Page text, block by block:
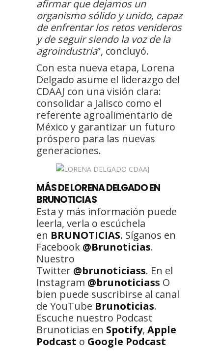
afirmar que dejamos un
organismo sólido y unido, capaz
de enfrentar los retos venideros
y de seguir siendo la voz de la
agroindustria”, concluyó.
Con esta nueva etapa, Lorena
Delgado asume el liderazgo del
CDAAJ con una visión clara:
consolidar a Jalisco como el
referente agroalimentario de
México y garantizar un futuro
próspero para las nuevas
generaciones.
MÁS DE LORENA DELGADO EN
BRUNOTICIAS
Esta y más información puede
leerla, verla o escúchela
en BRUNOTICIAS. Síganos en
Facebook @Brunoticias.
Nuestro
Twitter @brunoticiass. En el
Instagram @brunoticiass O
bien puede suscribirse al canal
de YouTube Brunoticias.
Escuche nuestro Podcast
Brunoticias en Spotify, Apple
Podcast o Google Podcast